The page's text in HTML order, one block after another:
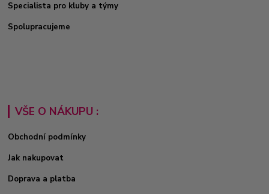
Specialista pro kluby a týmy
Spolupracujeme
VŠE O NÁKUPU :
Obchodní podmínky
Jak nakupovat
Doprava a platba